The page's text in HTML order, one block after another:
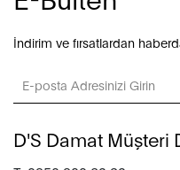
İndirim ve fırsatlardan
D'S Damat Müşteri